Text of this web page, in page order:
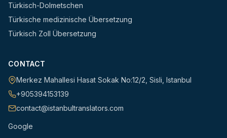
Türkisch-Dolmetschen
Türkische medizinische Übersetzung
Türkisch Zoll Übersetzung
CONTACT
Merkez Mahallesi Hasat Sokak No:12/2 Sisli Istanbul
+905394153139
contact@istanbultranslators.com
Google